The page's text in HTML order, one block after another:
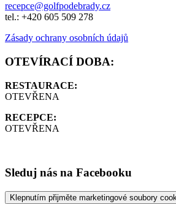
recepce@golfpodebrady.cz
tel.: +420 605 509 278
Zásady ochrany osobních údajů
OTEVÍRACÍ DOBA:
RESTAURACE:
OTEVŘENA
RECEPCE:
OTEVŘENA
Sleduj nás na Facebooku
Klepnutím přijměte marketingové soubory